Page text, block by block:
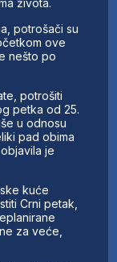
potrošači su
ove
nešto po
potrošiti
petka od 25.
u odnosu
pad obima
je
kuće
Crni petak,
za veće,